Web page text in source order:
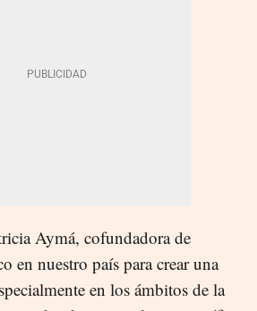
Aymá, cofundadora de
en nuestro país para crear una
en los ámbitos de la